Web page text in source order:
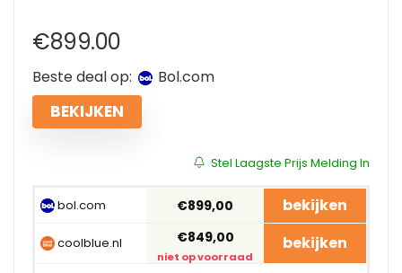
€899.00
Beste deal op: bol.com
BEKIJKEN
Stel Laagste Prijs Melding In
bol.com €899,00 bekijken
coolblue.nl €849,00
niet op voorraad
bekijken